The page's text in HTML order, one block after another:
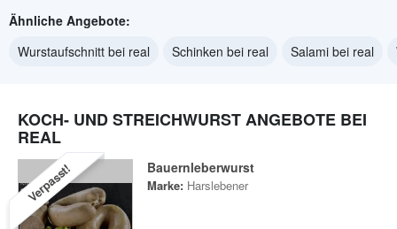
Ähnliche Angebote:
Wurstaufschnitt bei real
Schinken bei real Salami bei real
KOCH- UND STREICHWURST ANGEBOTE BEI
REAL
Verpasst! Bauernleberwurst
Marke: Harslebener